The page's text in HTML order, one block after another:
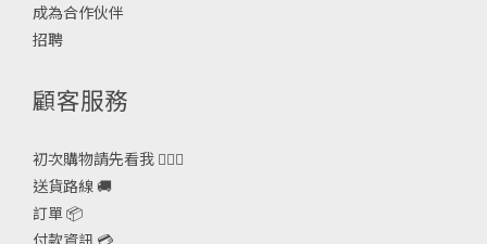
成為合作伙伴
招聘
顧客服務
初次購物請先看我 🙋🏻‍♀️
送貨路線 🚚
訂單 📦
付款資訊 💳